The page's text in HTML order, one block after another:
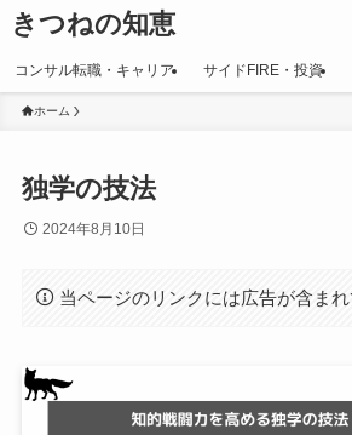
きつねの知恵
コンサル転職・キャリア サイドFIRE・投資
ホーム
独学の技法
2024年8月10日
当ページのリンクには広告が含まれ